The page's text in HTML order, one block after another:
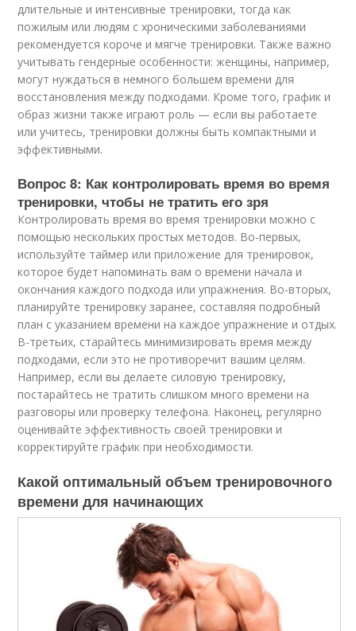
длительные и интенсивные тренировки, тогда как
пожилым или людям с хроническими заболеваниями
рекомендуется короче и мягче тренировки. Также важно
учитывать гендерные особенности: женщины, например,
могут нуждаться в немного большем времени для
восстановления между подходами. Кроме того, график и
образ жизни также играют роль — если вы работаете
или учитесь, тренировки должны быть компактными и
эффективными.
Вопрос 8: Как контролировать время во время
тренировки, чтобы не тратить его зря
Контролировать время во время тренировки можно с
помощью нескольких простых методов. Во-первых,
используйте таймер или приложение для тренировок,
которое будет напоминать вам о времени начала и
окончания каждого подхода или упражнения. Во-вторых,
планируйте тренировку заранее, составляя подробный
план с указанием времени на каждое упражнение и отдых.
В-третьих, старайтесь минимизировать время между
подходами, если это не противоречит вашим целям.
Например, если вы делаете силовую тренировку,
постарайтесь не тратить слишком много времени на
разговоры или проверку телефона. Наконец, регулярно
оценивайте эффективность своей тренировки и
корректируйте график при необходимости.
Какой оптимальный объем тренировочного
времени для начинающих